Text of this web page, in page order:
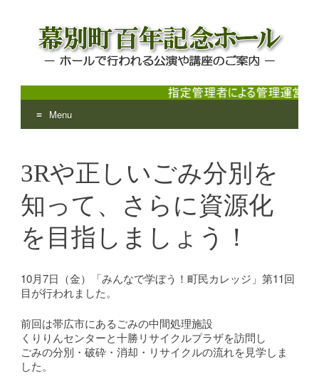
幕別町百年記念ホール
ホールで行われる公演や講座のご案内
Menu
content
3Rや正しいごみ分別を
知って、さらに資源化
を目指しましょう！
10月7日（金）「みんなで学ぼう！町民カレッジ」第11回
目が行われました。
前回は帯広市にあるごみの中間処理施設
くりりんセンターと十勝リサイクルプラザを訪問し
ごみの分別・破砕・消却・リサイクルの流れを見学しま
した。